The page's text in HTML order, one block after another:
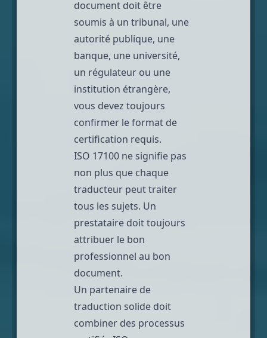
document doit être
soumis à un tribunal, une
autorité publique, une
banque, une université,
un régulateur ou une
institution étrangère,
vous devez toujours
confirmer le format de
certification requis.
ISO 17100 ne signifie pas
non plus que chaque
traducteur peut traiter
tous les sujets. Un
prestataire doit toujours
attribuer le bon
professionnel au bon
document.
Un partenaire de
traduction solide doit
combiner des processus